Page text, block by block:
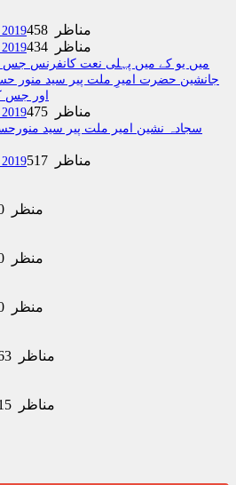
458 مناظر
434 مناظر
جانشین حضرت امیرِ ملت پیر سید منور
اور جس
475 مناظر
سجادہ نشین امیر ملت پیر سید
517 مناظر
0 منظر
0 منظر
0 منظر
63 مناظر
15 مناظر